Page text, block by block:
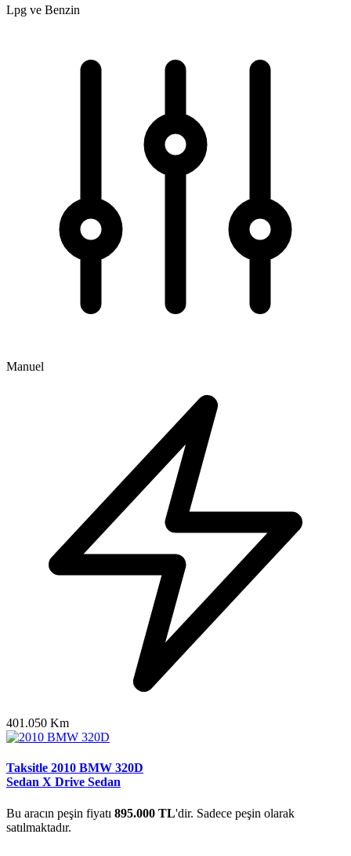
Lpg ve Benzin
Manuel
401.050 Km
Taksitle 2010 BMW 320D
Sedan X Drive Sedan
Bu aracın peşin fiyatı 895.000 TL'dir. Sadece peşin olarak
satılmaktadır.